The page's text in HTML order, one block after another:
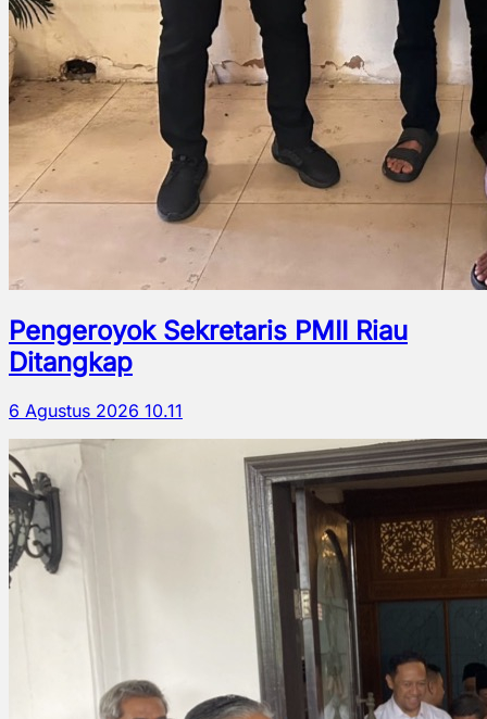
Pengeroyok Sekretaris PMII Riau
Ditangkap
6 Agustus 2026 10.11